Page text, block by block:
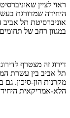
ראוי לציין
אוניברסיטת תל
במגוון רחב של תחומים וכ- 40 מתוכן
דירוג זה מצטרף
תל אביב בין עשרת
מקרנות הון-סיכון.
הלא-אמריקאית